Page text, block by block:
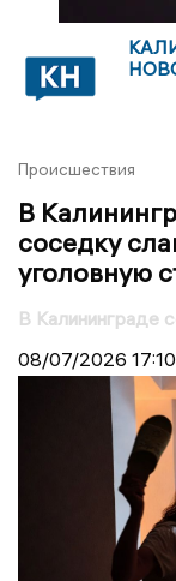
Происшествия
В
соседку
уголовную
В Калининграде
08/07/2026 17:10